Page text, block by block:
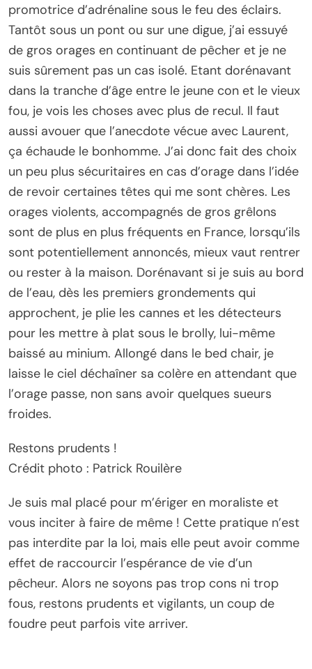
promotrice d’adrénaline sous le feu des éclairs.
Tantôt sous un pont ou sur une digue, j’ai essuyé
de gros orages en continuant de pêcher et je ne
suis sûrement pas un cas isolé. Etant dorénavant
dans la tranche d’âge entre le jeune con et le vieux
fou, je vois les choses avec plus de recul. Il faut
aussi avouer que l’anecdote vécue avec Laurent,
ça échaude le bonhomme. J’ai donc fait des choix
un peu plus sécuritaires en cas d’orage dans l’idée
de revoir certaines têtes qui me sont chères. Les
orages violents, accompagnés de gros grêlons
sont de plus en plus fréquents en France, lorsqu’ils
sont potentiellement annoncés, mieux vaut rentrer
ou rester à la maison. Dorénavant si je suis au bord
de l’eau, dès les premiers grondements qui
approchent, je plie les cannes et les détecteurs
pour les mettre à plat sous le brolly, lui-même
baissé au minium. Allongé dans le bed chair, je
laisse le ciel déchaîner sa colère en attendant que
l’orage passe, non sans avoir quelques sueurs
froides.
Restons prudents !
Crédit photo : Patrick Rouilère
Je suis mal placé pour m’ériger en moraliste et
vous inciter à faire de même ! Cette pratique n’est
pas interdite par la loi, mais elle peut avoir comme
effet de raccourcir l’espérance de vie d’un
pêcheur. Alors ne soyons pas trop cons ni trop
fous, restons prudents et vigilants, un coup de
foudre peut parfois vite arriver.